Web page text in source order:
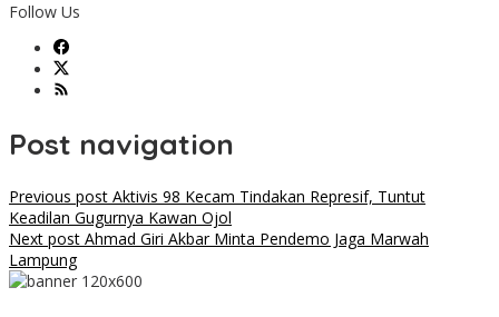
Follow Us
Post navigation
Previous post Aktivis 98 Kecam Tindakan Represif, Tuntut
Keadilan Gugurnya Kawan Ojol
Next post Ahmad Giri Akbar Minta Pendemo Jaga Marwah
Lampung